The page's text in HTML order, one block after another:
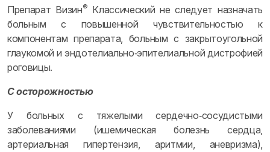
Препарат Визин® Классический не следует назначать
больным с повышенной чувствительностью к
компонентам препарата, больным с закрытоугольной
глаукомой и эндотелиально‑эпителиальной дистрофией
роговицы.
С осторожностью
У больных с тяжелыми сердечно‑сосудистыми
заболеваниями (ишемическая болезнь сердца,
артериальная гипертензия, аритмии, аневризма),